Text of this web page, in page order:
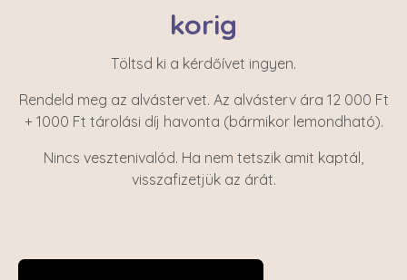
korig
Töltsd ki a kérdőívet ingyen.
Rendeld meg az alvástervet. Az alvásterv ára 12 000 Ft
+ 1000 Ft tárolási díj havonta (bármikor lemondható).
Nincs vesztenivalód. Ha nem tetszik amit kaptál,
visszafizetjük az árát.